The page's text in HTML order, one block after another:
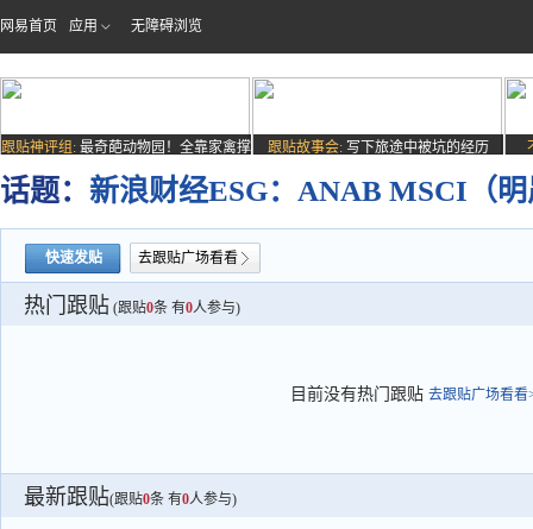
网易首页 应用 无障碍浏览
跟贴神评组: 最奇葩动物园！全靠家禽撑
场子
跟贴故事会: 写下旅途中被坑的经历
话题： 新浪财经ESG：ANAB MSCI（
快速发贴 去跟贴广场看看
热门跟贴 (跟贴0条 有0人参与)
目前没有热门跟贴 去跟贴广场看看
最新跟贴(跟贴0条 有0人参与)